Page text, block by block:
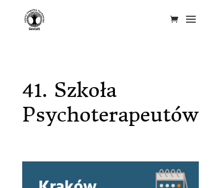
41. Szkoła
Psychoterapeutów